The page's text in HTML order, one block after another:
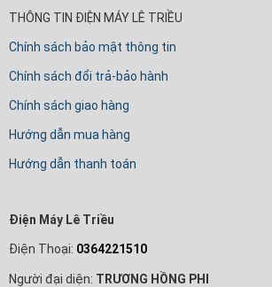
THÔNG TIN ĐIỆN MÁY LÊ TRIỀU
Chính sách bảo mật thông tin
Chính sách đổi trả-bảo hành
Chính sách giao hàng
Hướng dẫn mua hàng
Hướng dẫn thanh toán
Điện Máy Lê Triều
Điện Thoại: 0364221510
Người đại diện: TRƯƠNG HỒNG PHI